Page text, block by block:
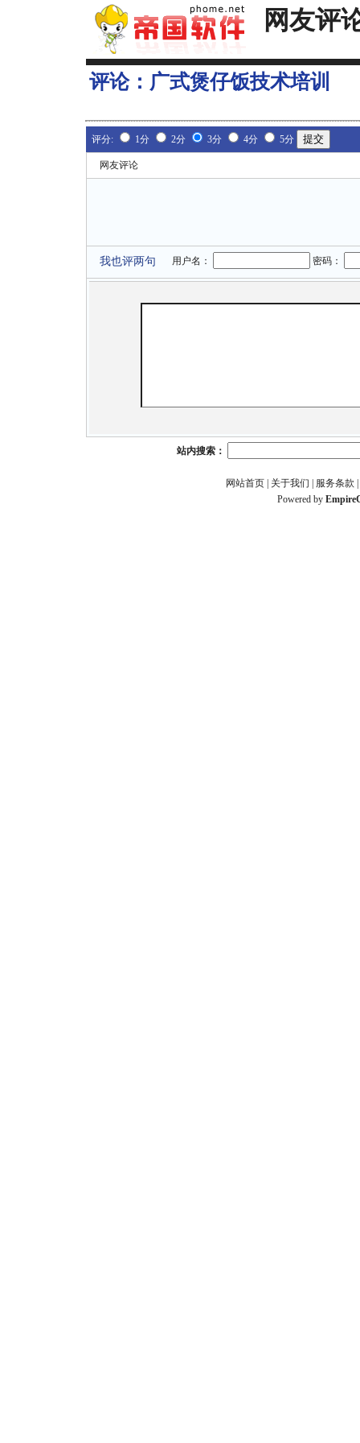
网友评
评论： 广式煲仔饭技术培训
评分: 1分 2分 3分 4分 5分
网友评论
我也评两句 用户名： 密码：
站内搜索：
网站首页 关于我们 服务条款
Powered by